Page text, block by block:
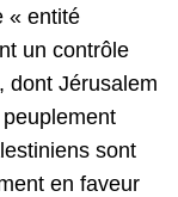
« entité
un contrôle
dont Jérusalem
sont
en faveur